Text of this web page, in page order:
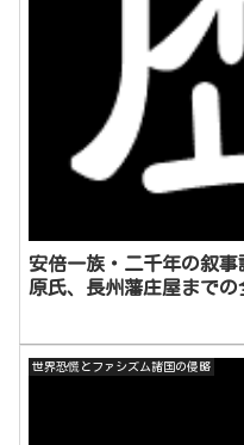
安倍一族・二千年の叙
原氏、長州藩庄屋までの
世界恐慌とファシズム諸国の侵略